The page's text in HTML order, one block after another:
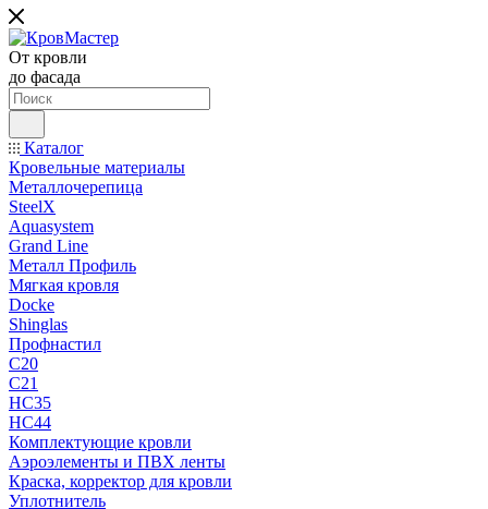
От кровли
до фасада
Каталог
Кровельные материалы
Металлочерепица
SteelX
Aquasystem
Grand Line
Металл Профиль
Мягкая кровля
Docke
Shinglas
Профнастил
C20
C21
НС35
НС44
Комплектующие кровли
Аэроэлементы и ПВХ ленты
Краска, корректор для кровли
Уплотнитель